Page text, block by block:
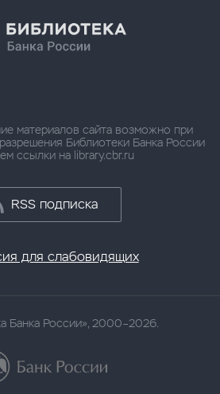
материалов сайта возможно при
Библиотеки Банка России
ссылки на library.cbr.ru
RSS подписка
для слабовидящих
Банка России», 2000–2026.